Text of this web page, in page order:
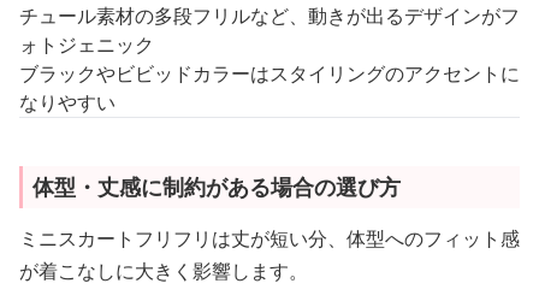
チュール素材の多段フリルなど、動きが出るデザインがフ
ォトジェニック
ブラックやビビッドカラーはスタイリングのアクセントに
なりやすい
体型・丈感に制約がある場合の選び方
ミニスカートフリフリは丈が短い分、体型へのフィット感
が着こなしに大きく影響します。